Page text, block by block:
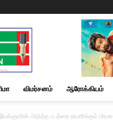
விமர்சனம் ஆரோக்கியம்
அடுத்த படத்தை தயாரிக்கும் பிரபல